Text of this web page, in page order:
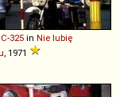
C-325 in Nie lubię
, 1971